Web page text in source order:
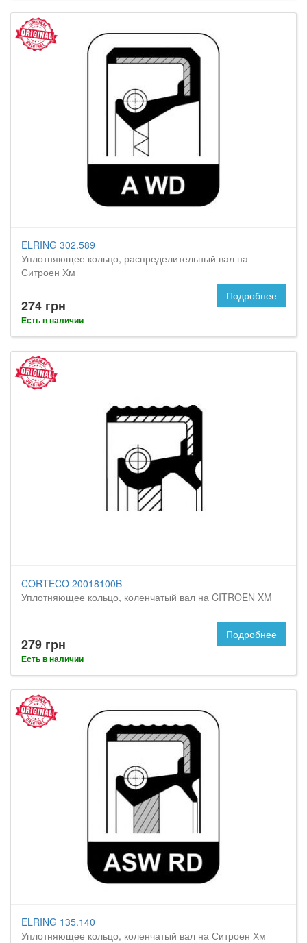
ELRING 302.589
Уплотняющее кольцо, распределительный вал на
Ситроен Хм
274 грн
Есть в наличии
Подробнее
CORTECO 20018100B
Уплотняющее кольцо, коленчатый вал на CITROEN XM
279 грн
Есть в наличии
Подробнее
ELRING 135.140
Уплотняющее кольцо, коленчатый вал на Ситроен Хм